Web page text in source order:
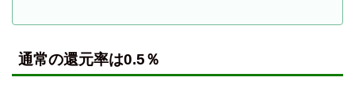
通常の還元率は0.5％